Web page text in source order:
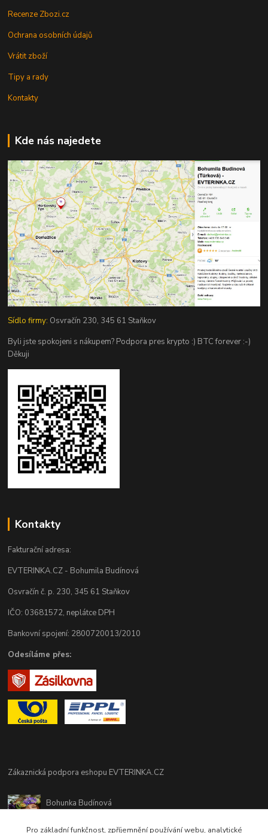
Recenze Zbozi.cz
Ochrana osobních údajů
Vrátit zboží
Tipy a rady
Kontakty
Kde nás najedete
Sídlo firmy: Osvračín 230, 345 61 Staňkov
Byli jste spokojeni s nákupem? Podpora pres krypto :) BTC forever :-)
Děkuji
Kontakty
Fakturační adresa:
EVTERINKA.CZ - Bohumila Budínová
Osvračín č. p. 230, 345 61 Staňkov
IČO: 03681572, neplátce DPH
Bankovní spojení: 2800720013/2010
Odesíláme přes:
Zákaznická podpora eshopu EVTERINKA.CZ
Bohunka Budínová
(Po-Pá - 9:00-17:00hod, So 8:00-12:00hod)
Pro základní funkčnost, zpříjemnění používání webu, analytické